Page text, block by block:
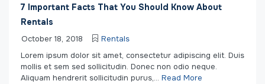
7 Important Facts That You Should Know About
Rentals
October 18, 2018
Rentals
Lorem ipsum dolor sit amet, consectetur adipiscing elit. Duis
mollis et sem sed sollicitudin. Donec non odio neque.
Aliquam hendrerit sollicitudin purus,... Read More